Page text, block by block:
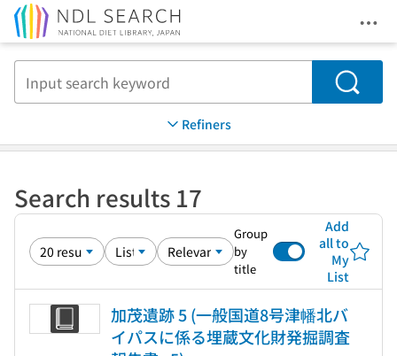
Search
Refiners
Search results 17
Group
by
title
Add
all to
My
List
加茂遺跡 5 (一般国道8号津幡北バ
イパスに係る埋蔵文化財発掘調査